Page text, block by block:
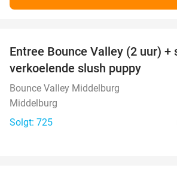
Entree Bounce Valley (2 uur) +
verkoelende slush puppy
Bounce Valley Middelburg
Middelburg
Solgt: 725